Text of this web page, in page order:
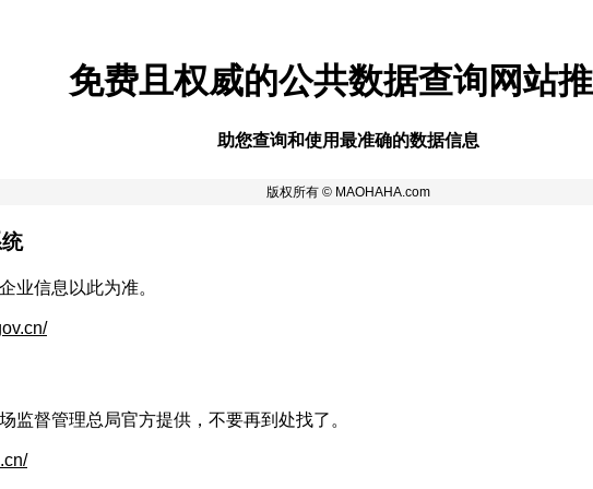
免费且权威的公共数据查询网站
助您查询和使用最准确的数据信息
业信息以此为准。
监督管理总局官方提供，不要再到处找了。